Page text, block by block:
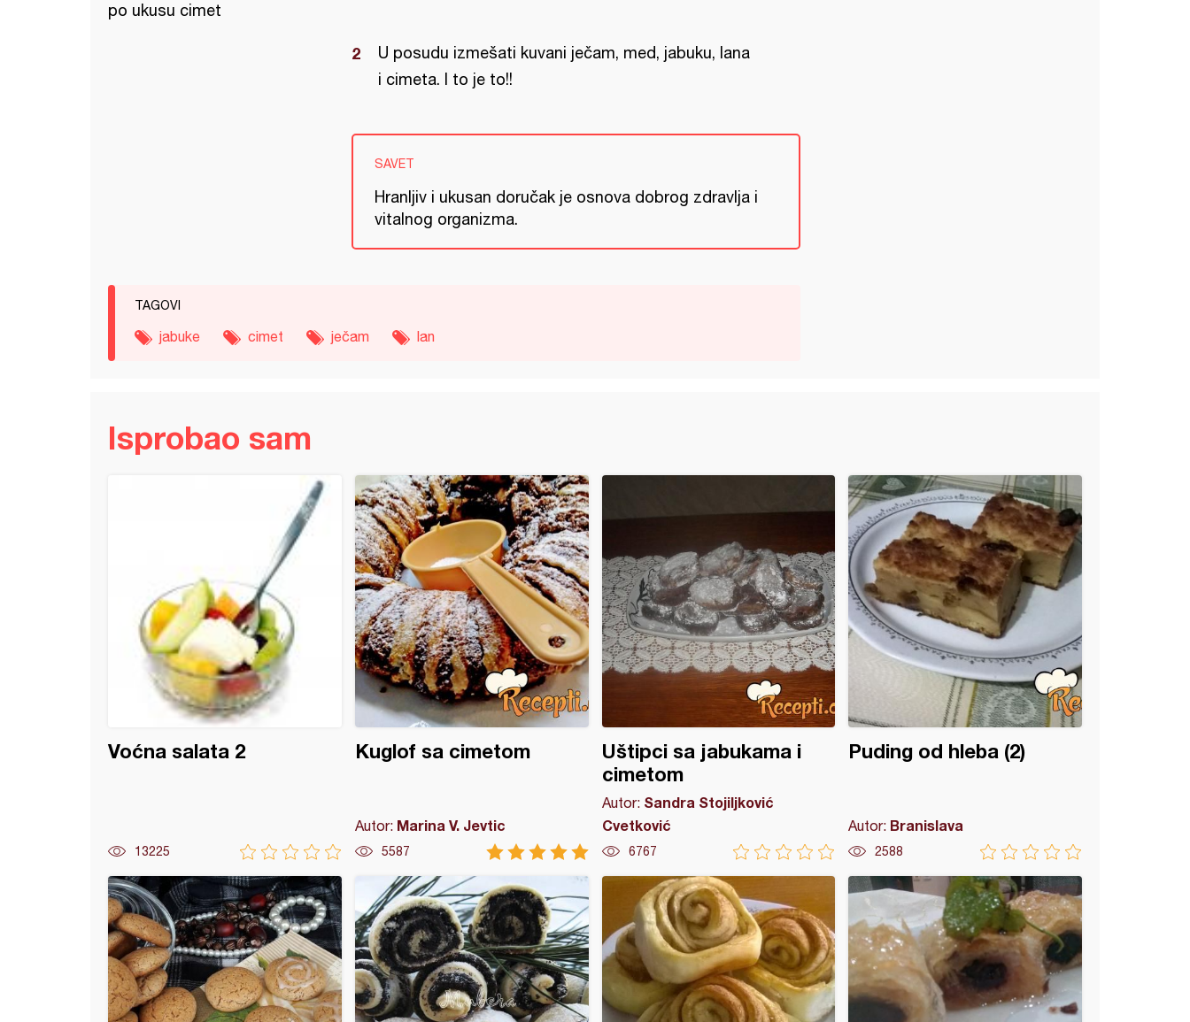
po ukusu cimet
U posudu izmešati kuvani ječam, med, jabuku, lana
i cimeta. I to je to!!
SAVET
Hranljiv i ukusan doručak je osnova dobrog zdravlja i
vitalnog organizma.
TAGOVI
jabuke cimet ječam lan
Isprobao sam
Voćna salata 2
13225
Kuglof sa cimetom
Autor: Marina V. Jevtic
5587
Uštipci sa jabukama i
cimetom
Autor: Sandra Stojiljković
Cvetković
6767
Puding od hleba (2)
Autor: Branislava
2588
pita od jabuka i urmi